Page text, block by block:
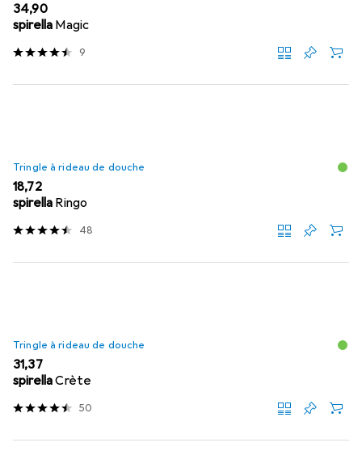
EUR
34,90
spirella Magic
9
Tringle à rideau de douche
EUR
18,72
spirella Ringo
48
Tringle à rideau de douche
EUR
31,37
spirellaCrète
50